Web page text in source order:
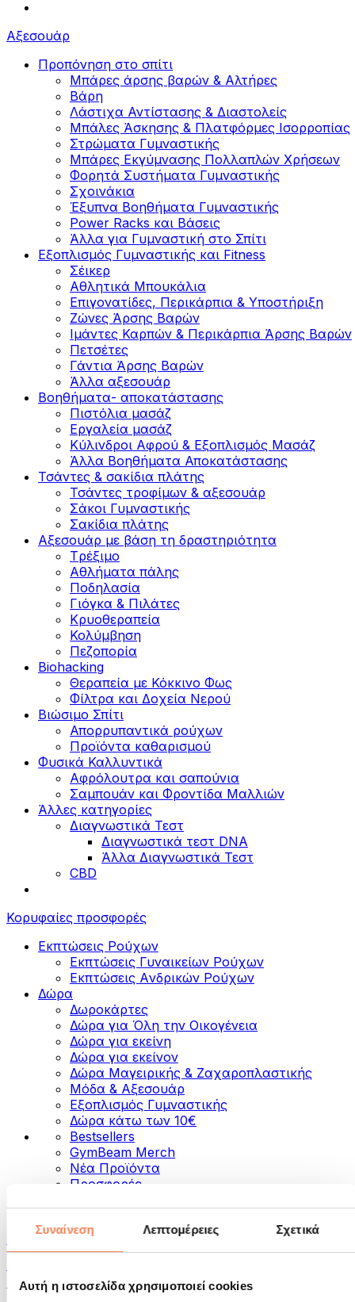
Συναίνεση Λεπτομέρειες Σχετικά
Αυτή η ιστοσελίδα χρησιμοποιεί cookies
Αξεσουάρ
Προπόνηση στο σπίτι
Μπάρες άρσης βαρών & Αλτήρες
Βάρη
Λάστιχα Αντίστασης & Διαστολείς
Μπάλες Άσκησης & Πλατφόρμες Ισορροπίας
Στρώματα Γυμναστικής
Μπάρες Εκγύμνασης Πολλαπλών Χρήσεων
Φορητά Συστήματα Γυμναστικής
Σχοινάκια
Έξυπνα Βοηθήματα Γυμναστικής
Power Racks και Βάσεις
Άλλα για Γυμναστική στο Σπίτι
Εξοπλισμός Γυμναστικής και Fitness
Σέικερ
Αθλητικά Μπουκάλια
Επιγονατίδες, Περικάρπια & Υποστήριξη
Ζώνες Άρσης Βαρών
Ιμάντες Καρπών & Περικάρπια Άρσης Βαρών
Πετσέτες
Γάντια Άρσης Βαρών
Άλλα αξεσουάρ
Βοηθήματα- αποκατάστασης
Πιστόλια μασάζ
Εργαλεία μασάζ
Κύλινδροι Αφρού & Εξοπλισμός Μασάζ
Άλλα Βοηθήματα Αποκατάστασης
Τσάντες & σακίδια πλάτης
Τσάντες τροφίμων & αξεσουάρ
Σάκοι Γυμναστικής
Σακίδια πλάτης
Αξεσουάρ με βάση τη δραστηριότητα
Tρέξιμο
Αθλήματα πάλης
Ποδηλασία
Γιόγκα & Πιλάτες
Κρυοθεραπεία
Κολύμβηση
Πεζοπορία
Biohacking
Θεραπεία με Κόκκινο Φως
Φίλτρα και Δοχεία Νερού
Βιώσιμο Σπίτι
Απορρυπαντικά ρούχων
Προϊόντα καθαρισμού
Φυσικά Καλλυντικά
Αφρόλουτρα και σαπούνια
Σαμπουάν και Φροντίδα Μαλλιών
Άλλες κατηγορίες
Διαγνωστικά Τεστ
Διαγνωστικά τεστ DNA
Άλλα Διαγνωστικά Τεστ
CBD
Κορυφαίες προσφορές
Εκπτώσεις Ρούχων
Εκπτώσεις Γυναικείων Ρούχων
Εκπτώσεις Aνδρικών Ρούχων
Δώρα
Δωροκάρτες
Δώρα για Όλη την Οικογένεια
Δώρα για εκείνη
Δώρα για εκείνον
Δώρα Μαγειρικής & Ζαχαροπλαστικής
Μόδα & Αξεσουάρ
Εξοπλισμός Γυμναστικής
Δώρα κάτω των 10€
Bestsellers
GymBeam Merch
Νέα Προϊόντα
Προσφορές
Κατηγορίες
Τρόφιμα
Ξηροί Καρποί